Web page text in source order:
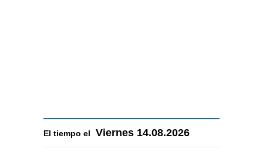
El tiempo el Viernes 14.08.2026